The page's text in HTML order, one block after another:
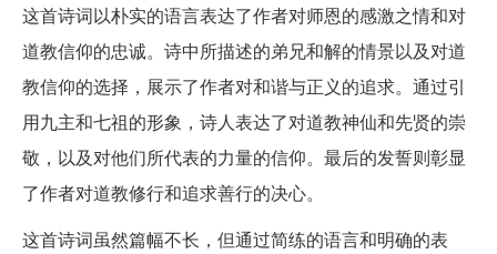
这首诗词以朴实的语言表达了作者对师恩的感激之情和对
道教信仰的忠诚。诗中所描述的弟兄和解的情景以及对道
教信仰的选择，展示了作者对和谐与正义的追求。通过引
用九主和七祖的形象，诗人表达了对道教神仙和先贤的崇
敬，以及对他们所代表的力量的信仰。最后的发誓则彰显
了作者对道教修行和追求善行的决心。
这首诗词虽然篇幅不长，但通过简练的语言和明确的表